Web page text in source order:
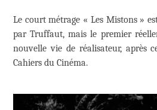
Le court métrage « Les Mistons »
par Truffaut, mais le premier
nouvelle vie de réalisateur, après
Cahiers du Cinéma.